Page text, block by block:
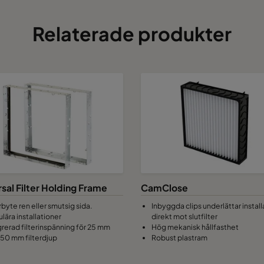
Relaterade produkter
Filter Holding Frame
ren eller smutsig sida.
installationer
filterinspänning för 25 mm
mm filterdjup
CamClose
Inbyggda clips underlättar
direkt mot slutfilter
Hög mekanisk hållfasthet
Robust plastram